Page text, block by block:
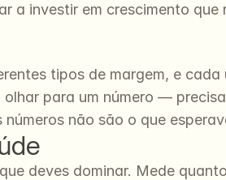
a investir em crescimento
tipos de margem, e
para um número —
não são o que
deves dominar. Mede